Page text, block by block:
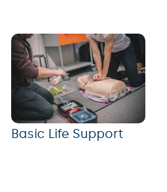
Basic Life Support